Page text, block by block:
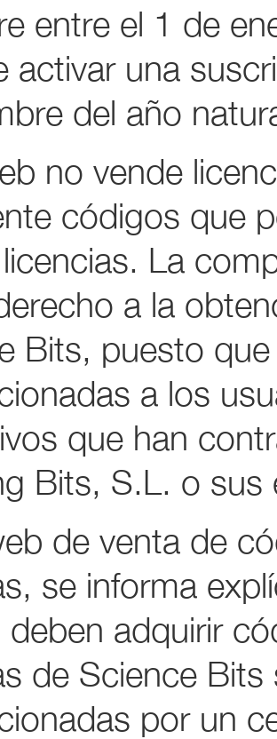
entre el 1 de
activar una
del año
no vende
códigos que
La
a la
Bits, puesto
a los
que han
Bits, S.L. o
de venta de
se informa
deben adquirir
de Science
por un